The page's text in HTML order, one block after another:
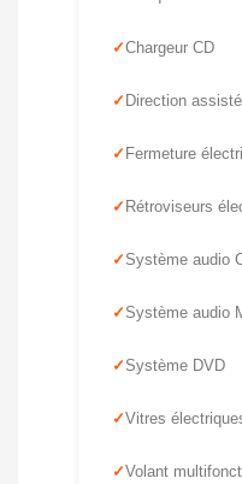
Chargeur CD
Direction
Fermeture
Rétroviseurs
Système audio
Système audio
Système DVD
Vitres
Volant